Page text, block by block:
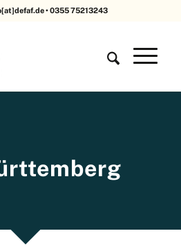
• 0355 75213243